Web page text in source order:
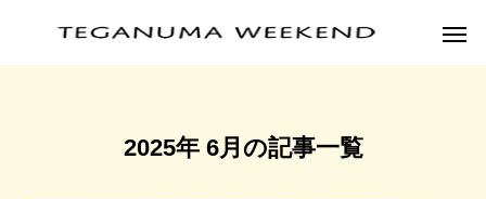
2025年 6月の記事一覧